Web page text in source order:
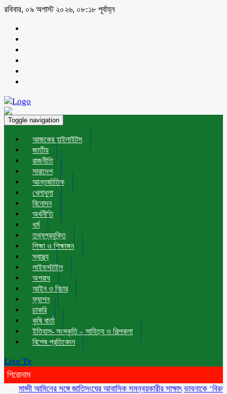
রবিবার, ০৯ অগাস্ট ২০২৬, ০৮:১৮ পূর্বাহ্ন
Toggle navigation
আজকের হাইলাইটস
জাতীয়
রাজনীতি
সারাদেশ
আন্তর্জাতিক
খেলাধুলা
বিনোদন
অর্থনীতি
ধর্ম
তথ্যপ্রযুক্তি
শিক্ষা ও শিক্ষাঙ্গন
স্বাস্থ্য
লাইফস্টাইল
অপরাধ
আইন ও বিচার
ফ্যাশন
চাকরি
কৃষি বার্তা
ইতিহাস- সংস্কৃতি – সাহিত্য ও শিল্পকলা
বিশেষ প্রতিবেদন
Live Tv
শিরোনাম
আমিনের সঙ্গে জাতিসংঘের আবাসিক সমন্বয়কারীর সাক্ষাৎ ভাবনাকে ‘বিরল